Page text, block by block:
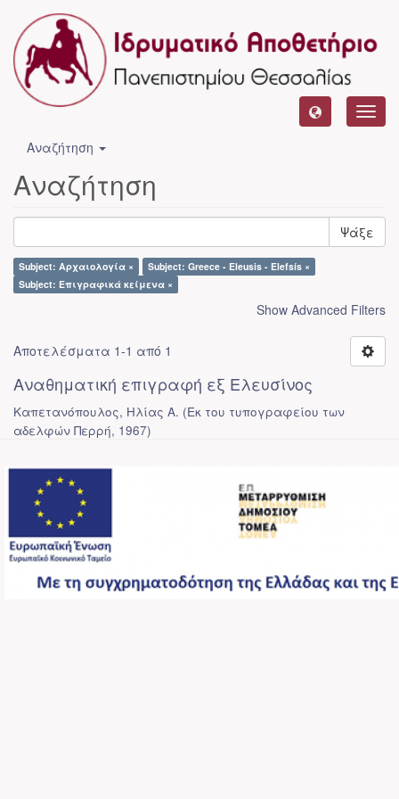
Αναζήτηση
Αναζήτηση
Ψάξε
Subject: Αρχαιολογία ×
Subject: Greece - Eleusis - Elefsís ×
Subject: Επιγραφικά κείμενα ×
Show Advanced Filters
Αποτελέσματα 1-1 από 1
Αναθηματική επιγραφή εξ Ελευσίνος
Καπετανόπουλος, Ηλίας Α. (Εκ του τυπογραφείου των
αδελφών Περρή, 1967)